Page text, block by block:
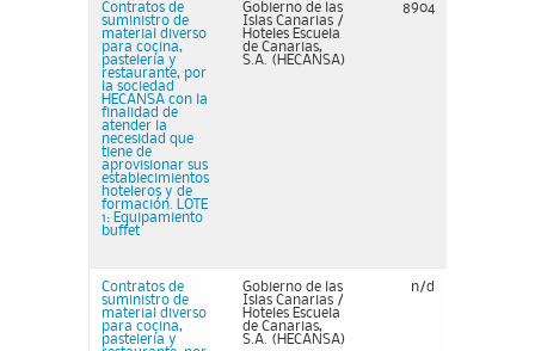
Contratos de
suministro de
material diverso
para cocina,
pastelería y
restaurante, por
la sociedad
HECANSA con la
finalidad de
atender la
necesidad que
tiene de
aprovisionar sus
establecimientos
hoteleros y de
formación. LOTE
1: Equipamiento
buffet
Gobierno de las
Islas Canarias /
Hoteles Escuela
de Canarias,
S.A. (HECANSA)
8904
Contratos de
suministro de
material diverso
para cocina,
pastelería y
Gobierno de las
Islas Canarias /
Hoteles Escuela
de Canarias,
S.A. (HECANSA)
n/d